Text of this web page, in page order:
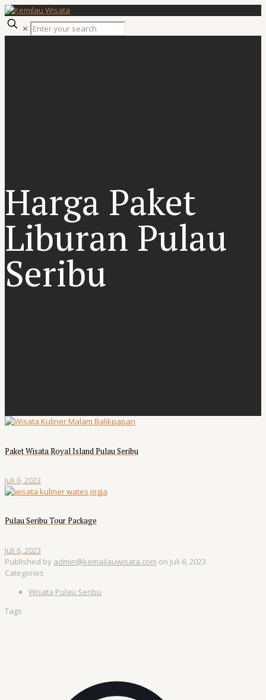
✕
Harga Paket
Liburan Pulau
Seribu
Paket Wisata Royal Island Pulau Seribu
Juli 6, 2023
Pulau Seribu Tour Package
Juli 6, 2023
Published by admin@kemailauwisata.com on Juli 6, 2023
Categories
Wisata Pulau Seribu
Tags